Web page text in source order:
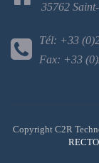
35762
Tél: +33
Fax: +33
Copyright C2R